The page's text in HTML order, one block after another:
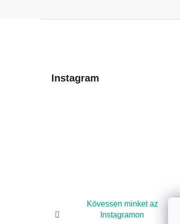
Instagram
Kövessen minket az
Instagramon